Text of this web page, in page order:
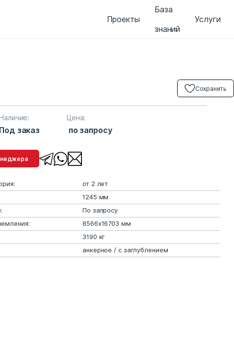
Проекты
База
знаний
Услуги
Наличие:
Под заказ
Цена:
по запросу
Сохранить
менеджера
от 2 лет
1245 мм
По запросу
8566х16703 мм
3190 кг
анкерное / с заглублением